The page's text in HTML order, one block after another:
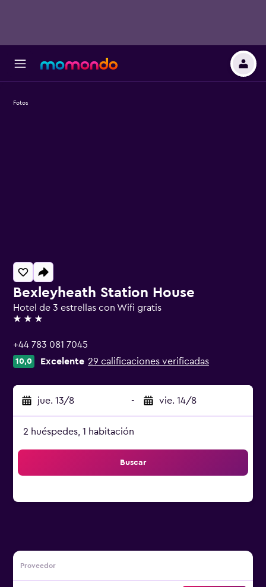
Bexleyheath Station House
Hotel de 3 estrellas con Wifi gratis
3 estrellas
+44 783 081 7045
10,0 Excelente 29 calificaciones verificadas
jue. 13/8 - vie. 14/8
2 huéspedes, 1 habitación
Buscar
Proveedor
Fotos